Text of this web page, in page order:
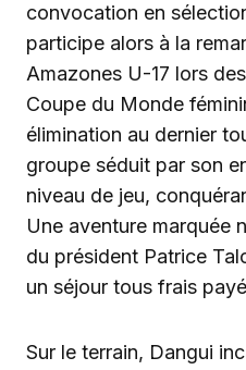
convocation en
participe alors à la
Amazones U-17 lors
Coupe du Monde
élimination au dernier
groupe séduit par son
niveau de jeu,
Une aventure marquée
du président Patrice
un séjour tous frais
Sur le terrain, Dangui